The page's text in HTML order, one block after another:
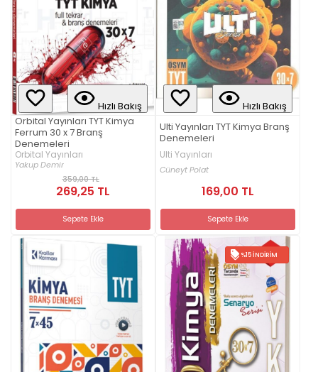
Hızlı Bakış
Orbital Yayınları TYT Kimya
Ferrum 30 x 7 Branş
Denemeleri
Orbital Yayınları
Yakup Demir
359,00 TL
269,25 TL
Sepete Ekle
Hızlı Bakış
Ulti Yayınları TYT Kimya Branş
Denemeleri
Ulti Yayınları
Cüneyt Polat
169,00 TL
Sepete Ekle
%15 İNDIRIM